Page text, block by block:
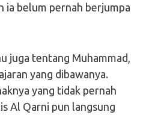
ia belum pernah berjumpa
juga tentang Muhammad,
yang dibawanya.
yang tidak pernah
Al Qarni pun langsung